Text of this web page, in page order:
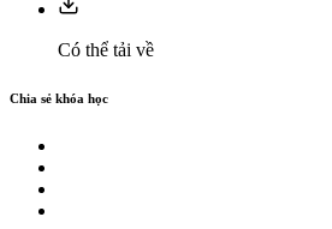
Có thể tải về
Chia sẻ khóa học